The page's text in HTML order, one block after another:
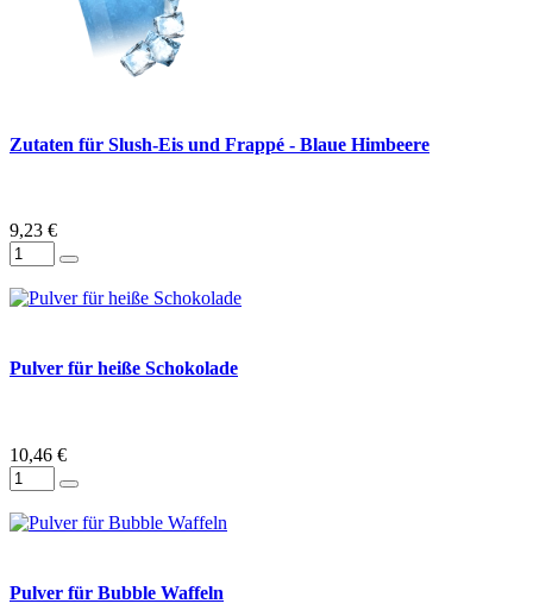
Zutaten für Slush-Eis und Frappé - Blaue Himbeere
9,23 €
Pulver für heiße Schokolade
10,46 €
Pulver für Bubble Waffeln